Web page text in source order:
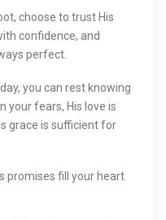
choose to trust His
confidence, and
perfect.
you can rest knowing
your fears, His love is
grace is sufficient for
promises fill your heart